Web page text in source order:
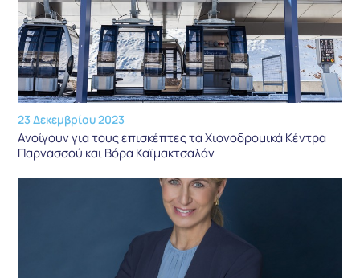
23 Δεκεμβρίου 2023
Ανοίγουν για τους επισκέπτες τα Χιονοδρομικά Κέντρα
Παρνασσού και Βόρα Καϊμακτσαλάν